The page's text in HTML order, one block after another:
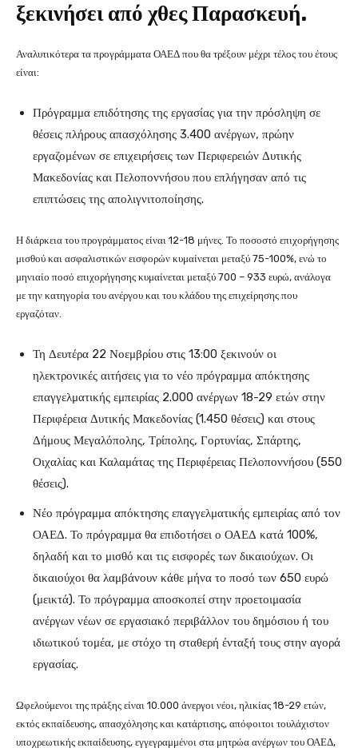
ξεκινήσει από χθες Παρασκευή.
Αναλυτικότερα τα προγράμματα ΟΑΕΔ που θα τρέξουν μέχρι τέλος του έτους
είναι:
Πρόγραμμα επιδότησης της εργασίας για την πρόσληψη σε
θέσεις πλήρους απασχόλησης 3.400 ανέργων, πρώην
εργαζομένων σε επιχειρήσεις των Περιφερειών Δυτικής
Μακεδονίας και Πελοποννήσου που επλήγησαν από τις
επιπτώσεις της απολιγνιτοποίησης.
Η διάρκεια του προγράμματος είναι 12-18 μήνες. Το ποσοστό επιχορήγησης
μισθού και ασφαλιστικών εισφορών κυμαίνεται μεταξύ 75-100%, ενώ το
μηνιαίο ποσό επιχορήγησης κυμαίνεται μεταξύ 700 – 933 ευρώ, ανάλογα
με την κατηγορία του ανέργου και του κλάδου της επιχείρησης που
εργαζόταν.
Τη Δευτέρα 22 Νοεμβρίου στις 13:00 ξεκινούν οι
ηλεκτρονικές αιτήσεις για το νέο πρόγραμμα απόκτησης
επαγγελματικής εμπειρίας 2.000 ανέργων 18-29 ετών στην
Περιφέρεια Δυτικής Μακεδονίας (1.450 θέσεις) και στους
Δήμους Μεγαλόπολης, Τρίπολης, Γορτυνίας, Σπάρτης,
Οιχαλίας και Καλαμάτας της Περιφέρειας Πελοποννήσου (550
θέσεις).
Νέο πρόγραμμα απόκτησης επαγγελματικής εμπειρίας από τον
ΟΑΕΔ. Το πρόγραμμα θα επιδοτήσει ο ΟΑΕΔ κατά 100%,
δηλαδή και το μισθό και τις εισφορές των δικαιούχων. Οι
δικαιούχοι θα λαμβάνουν κάθε μήνα το ποσό των 650 ευρώ
(μεικτά). Το πρόγραμμα αποσκοπεί στην προετοιμασία
ανέργων νέων σε εργασιακό περιβάλλον του δημόσιου ή του
ιδιωτικού τομέα, με στόχο τη σταθερή ένταξή τους στην αγορά
εργασίας.
Ωφελούμενοι της πράξης είναι 10.000 άνεργοι νέοι, ηλικίας 18-29 ετών,
εκτός εκπαίδευσης, απασχόλησης και κατάρτισης, απόφοιτοι τουλάχιστον
υποχρεωτικής εκπαίδευσης, εγγεγραμμένοι στα μητρώα ανέργων του ΟΑΕΔ,